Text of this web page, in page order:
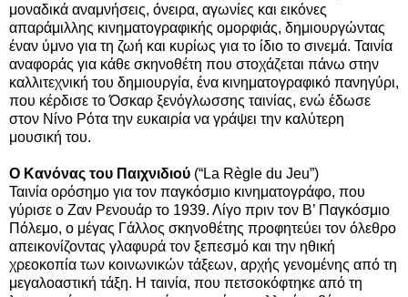
μοναδικά αναμνήσεις, όνειρα, αγωνίες και εικόνες
απαράμιλλης κινηματογραφικής ομορφιάς, δημιουργώντας
έναν ύμνο για τη ζωή και κυρίως για το ίδιο το σινεμά. Ταινία
αναφοράς για κάθε σκηνοθέτη που στοχάζεται πάνω στην
καλλιτεχνική του δημιουργία, ένα κινηματογραφικό πανηγύρι,
που κέρδισε το Όσκαρ ξενόγλωσσης ταινίας, ενώ έδωσε
στον Νίνο Ρότα την ευκαιρία να γράψει την καλύτερη
μουσική του.
Ο Κανόνας του Παιχνιδιού (“La Règle du Jeu”)
Ταινία ορόσημο για τον παγκόσμιο κινηματογράφο, που
γύρισε ο Ζαν Ρενουάρ το 1939. Λίγο πριν τον Β’ Παγκόσμιο
Πόλεμο, ο μέγας Γάλλος σκηνοθέτης προφητεύει τον όλεθρο
απεικονίζοντας γλαφυρά τον ξεπεσμό και την ηθική
χρεοκοπία των κοινωνικών τάξεων, αρχής γενομένης από τη
μεγαλοαστική τάξη. Η ταινία, που πετσοκόφτηκε από τη